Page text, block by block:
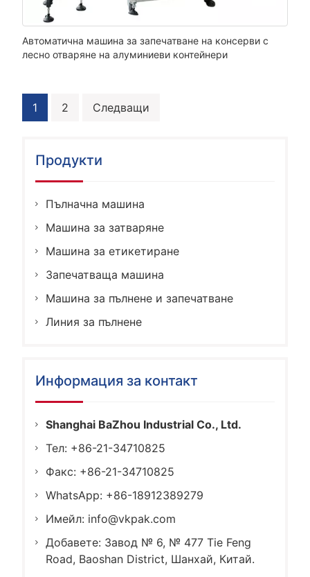
Автоматична машина за запечатване на консерви с
лесно отваряне на алуминиеви контейнери
Навигация
1 2 Следващи
Продукти
Пълначна машина
Машина за затваряне
Машина за етикетиране
Запечатваща машина
Машина за пълнене и запечатване
Линия за пълнене
Информация за контакт
Shanghai BaZhou Industrial Co., Ltd.
Тел: +86-21-34710825
Факс: +86-21-34710825
WhatsApp: +86-18912389279
Имейл: info@vkpak.com
Добавете: Завод № 6, № 477 Tie Feng
Road, Baoshan District, Шанхай, Китай.